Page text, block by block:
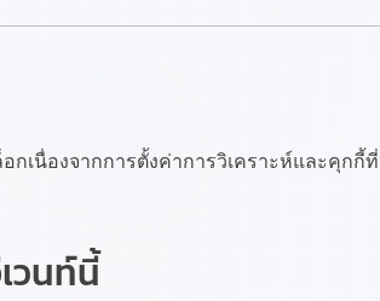
อกเนื่องจากการตั้งค่าการวิเคราะห์และคุกกี้
วนท์นี้